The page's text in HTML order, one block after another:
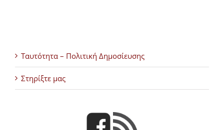
Ταυτότητα – Πολιτική Δημοσίευσης
Στηρίξτε μας